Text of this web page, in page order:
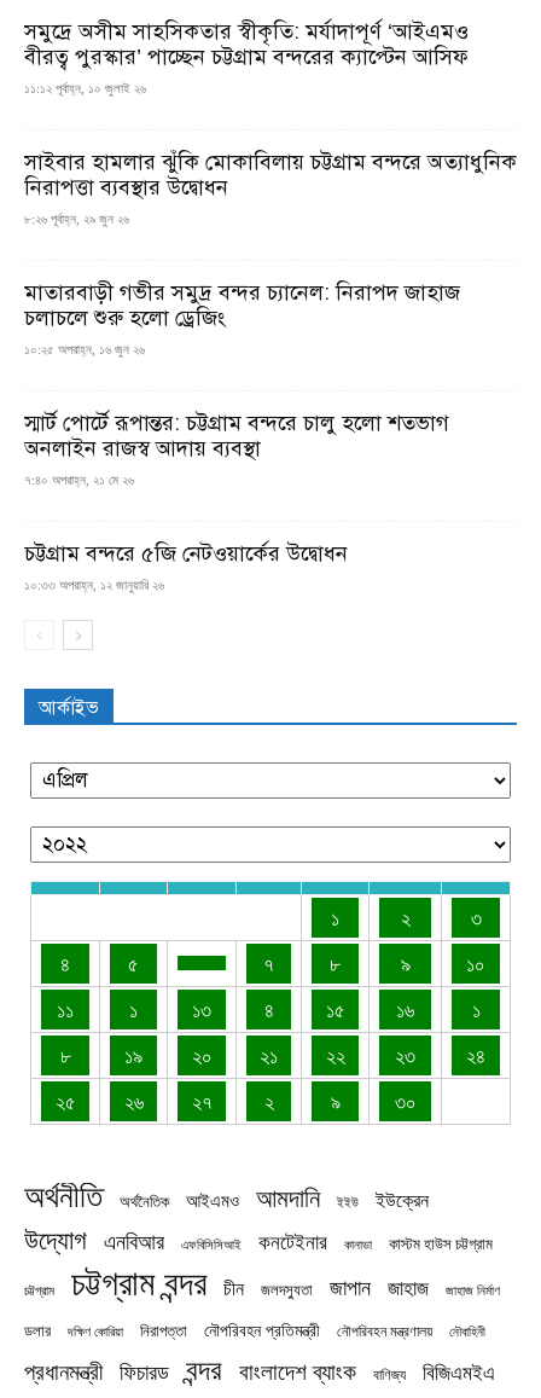
সমুদ্রে অসীম সাহসিকতার স্বীকৃতি: মর্যাদাপূর্ণ ‘আইএমও
বীরত্ব পুরস্কার’ পাচ্ছেন চট্টগ্রাম বন্দরের ক্যাপ্টেন আসিফ
১১:১২ পূর্বাহ্ন, ১০ জুলাই ২৬
সাইবার হামলার ঝুঁকি মোকাবিলায় চট্টগ্রাম বন্দরে অত্যাধুনিক
নিরাপত্তা ব্যবস্থার উদ্বোধন
৮:২৬ পূর্বাহ্ন, ২৯ জুন ২৬
মাতারবাড়ী গভীর সমুদ্র বন্দর চ্যানেল: নিরাপদ জাহাজ
চলাচলে শুরু হলো ড্রেজিং
১০:২৫ অপরাহ্ন, ১৬ জুন ২৬
স্মার্ট পোর্টে রূপান্তর: চট্টগ্রাম বন্দরে চালু হলো শতভাগ
অনলাইন রাজস্ব আদায় ব্যবস্থা
৭:৪০ অপরাহ্ন, ২১ মে ২৬
চট্টগ্রাম বন্দরে ৫জি নেটওয়ার্কের উদ্বোধন
১০:৩৩ অপরাহ্ন, ১২ জানুয়ারি ২৬
আর্কাইভ
১ ২
৩
৪
৫ ৭ ৮ ৯
১০
১১
১ ১৩ ৪ ১৫ ১৬
১
৮
১৯ ২০ ২১ ২২ ২৩
২৪
২৫
২৬ ২৭ ২ ৯ ৩০
অর্থনীতি অর্থনৈতিক আইএমও আমদানি ইইউ ইউক্রেন
উদ্যোগ এনবিআর এফবিসিসিআই কনটেইনার কানাডা কাস্টম হাউস চট্টগ্রাম
চট্টগ্রাম চট্টগ্রাম বন্দর চীন জলদস্যুতা জাপান জাহাজ জাহাজ নির্মাণ
ডলার দক্ষিণ কোরিয়া নিরাপত্তা নৌপরিবহন প্রতিমন্ত্রী নৌপরিবহন মন্ত্রণালয় নৌবাহিনী
প্রধানমন্ত্রী ফিচারড বন্দর বাংলাদেশ ব্যাংক বাণিজ্য বিজিএমইএ